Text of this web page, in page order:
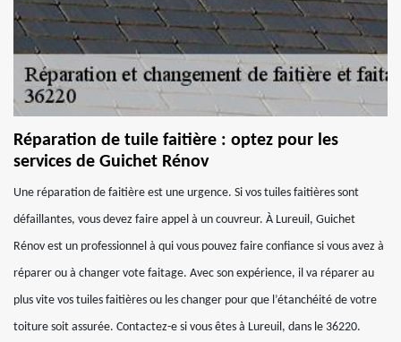
Réparation de tuile faitière : optez pour les
services de Guichet Rénov
Une réparation de faitière est une urgence. Si vos tuiles faitières sont
défaillantes, vous devez faire appel à un couvreur. À Lureuil, Guichet
Rénov est un professionnel à qui vous pouvez faire confiance si vous avez à
réparer ou à changer vote faitage. Avec son expérience, il va réparer au
plus vite vos tuiles faitières ou les changer pour que l’étanchéité de votre
toiture soit assurée. Contactez-e si vous êtes à Lureuil, dans le 36220.